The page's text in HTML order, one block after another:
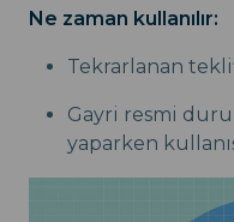
Ne zaman kullanılır:
Tekrarlanan
Gayri resmi
yaparken